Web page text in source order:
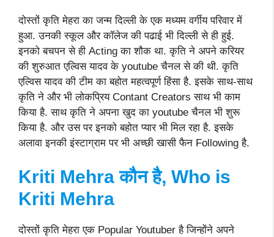
दोस्तों कृति मेहरा का जन्म दिल्ली के एक मध्यम वर्गीय परिवार में
हुआ. उनकी स्कूल और कॉलेज की पढाई भी दिल्ली से ही हुई.
इनको बचपन से ही Acting का शौक था. कृति ने अपने करियर
की शुरुआत एल्विस यादव के youtube चैनल से की थी. कृति
एल्विस यादव की टीम का बहोत महत्वपूर्ण हिंसा है. इसके साथ-साथ
कृति ने और भी लोकप्रिय Contant Creators साथ भी काम
किया है. साथ कृति ने अपना खुद का youtube चैनल भी शुरू
किया है. और उस पर इनको बहोत प्यार भी मिल रहा है. इसके
अलावा इनकी इंस्टाग्राम पर भी अच्छी खासी फैन Following है.
Kriti Mehra कौन है, Who is
Kriti Mehra
दोस्तों कृति मेहरा एक Popular Youtuber है जिन्होंने अपने